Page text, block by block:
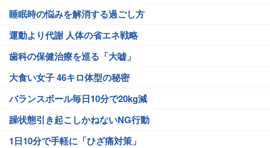
睡眠時の悩みを解消する過ごし方
運動より代謝 人体の省エネ戦略
歯科の保健治療を巡る「大嘘」
大食い女子 46キロ体型の秘密
バランスボール毎日10分で20kg減
躁状態引き起こしかねないNG行動
1日10分で手軽に「ひざ痛対策」